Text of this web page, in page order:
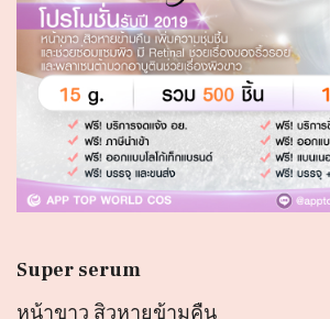
Super serum
หน้าขาว สิวหายข้ามคืน